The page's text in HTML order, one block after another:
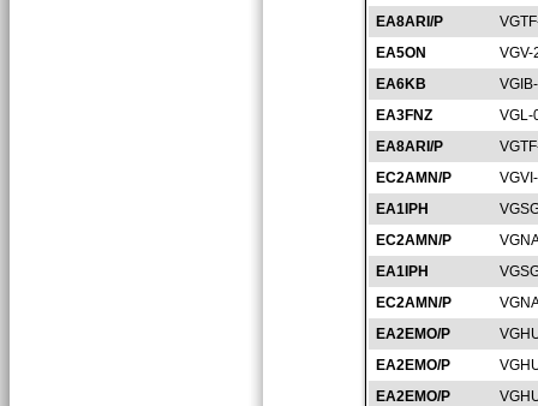
EA8ARI/P
EA5ON
VGV-
EA6KB
EA3FNZ
VGL-
EA8ARI/P
EC2AMN/P
EA1IPH
EC2AMN/P
EA1IPH
EC2AMN/P
EA2EMO/P
EA2EMO/P
EA2EMO/P